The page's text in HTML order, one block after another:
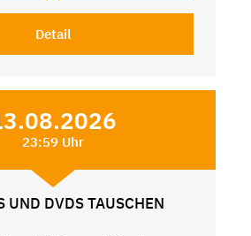
Detail
23:59 Uhr
UND DVDS TAUSCHEN